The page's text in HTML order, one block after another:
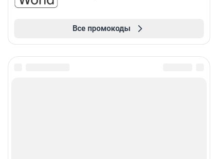
Все промокоды